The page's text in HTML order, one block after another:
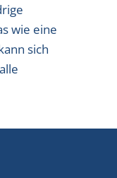
wie eine
sich